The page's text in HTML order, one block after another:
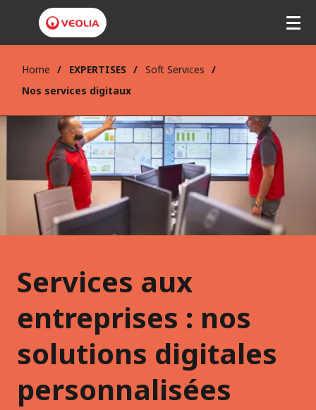
Home EXPERTISES
Soft Services
Nos services digitaux
Services aux
entreprises : nos
solutions digitales
personnalisées